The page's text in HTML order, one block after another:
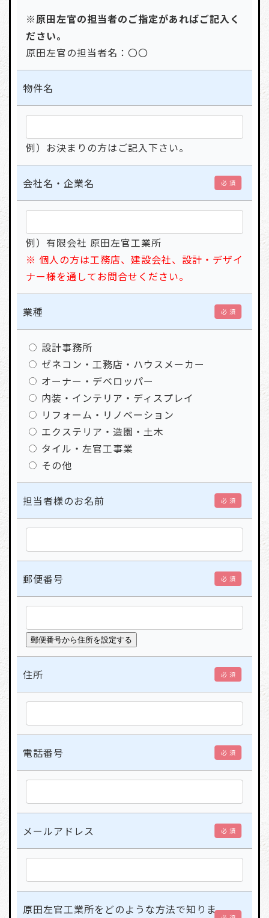
※原田左官の担当者のご指定があればご記入く
ださい。
原田左官の担当者名：〇〇
物件名
例）お決まりの方はご記入下さい。
会社名・企業名 必 須
例）有限会社 原田左官工業所
※ 個人の方は工務店、建設会社、設計・デザイ
ナー様を通してお問合せください。
業種 必 須
設計事務所
ゼネコン・工務店・ハウスメーカー
オーナー・デベロッパー
内装・インテリア・ディスプレイ
リフォーム・リノベーション
エクステリア・造園・土木
タイル・左官工事業
その他
担当者様のお名前 必 須
郵便番号 必 須
住所 必 須
電話番号 必 須
メールアドレス 必 須
原田左官工業所をどのような方法で知りま